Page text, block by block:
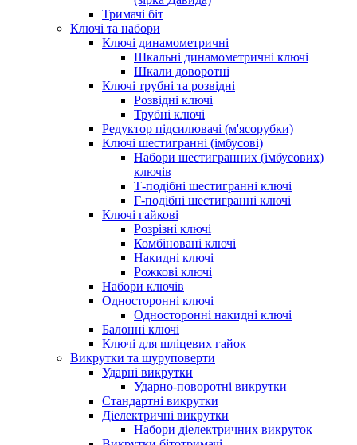
Тримачі біт
Ключі та набори
Ключі динамометричні
Шкальні динамометричні ключі
Шкали доворотні
Ключі трубні та розвідні
Розвідні ключі
Трубні ключі
Редуктор підсилювачі (м'ясорубки)
Ключі шестигранні (імбусові)
Набори шестигранних (імбусових)
ключів
Т-подібні шестигранні ключі
Г-подібні шестигранні ключі
Ключі гайкові
Розрізні ключі
Комбіновані ключі
Накидні ключі
Рожкові ключі
Набори ключів
Односторонні ключі
Односторонні накидні ключі
Балонні ключі
Ключі для шліцевих гайок
Викрутки та шуруповерти
Ударні викрутки
Ударно-поворотні викрутки
Стандартні викрутки
Діелектричні викрутки
Набори діелектричних викруток